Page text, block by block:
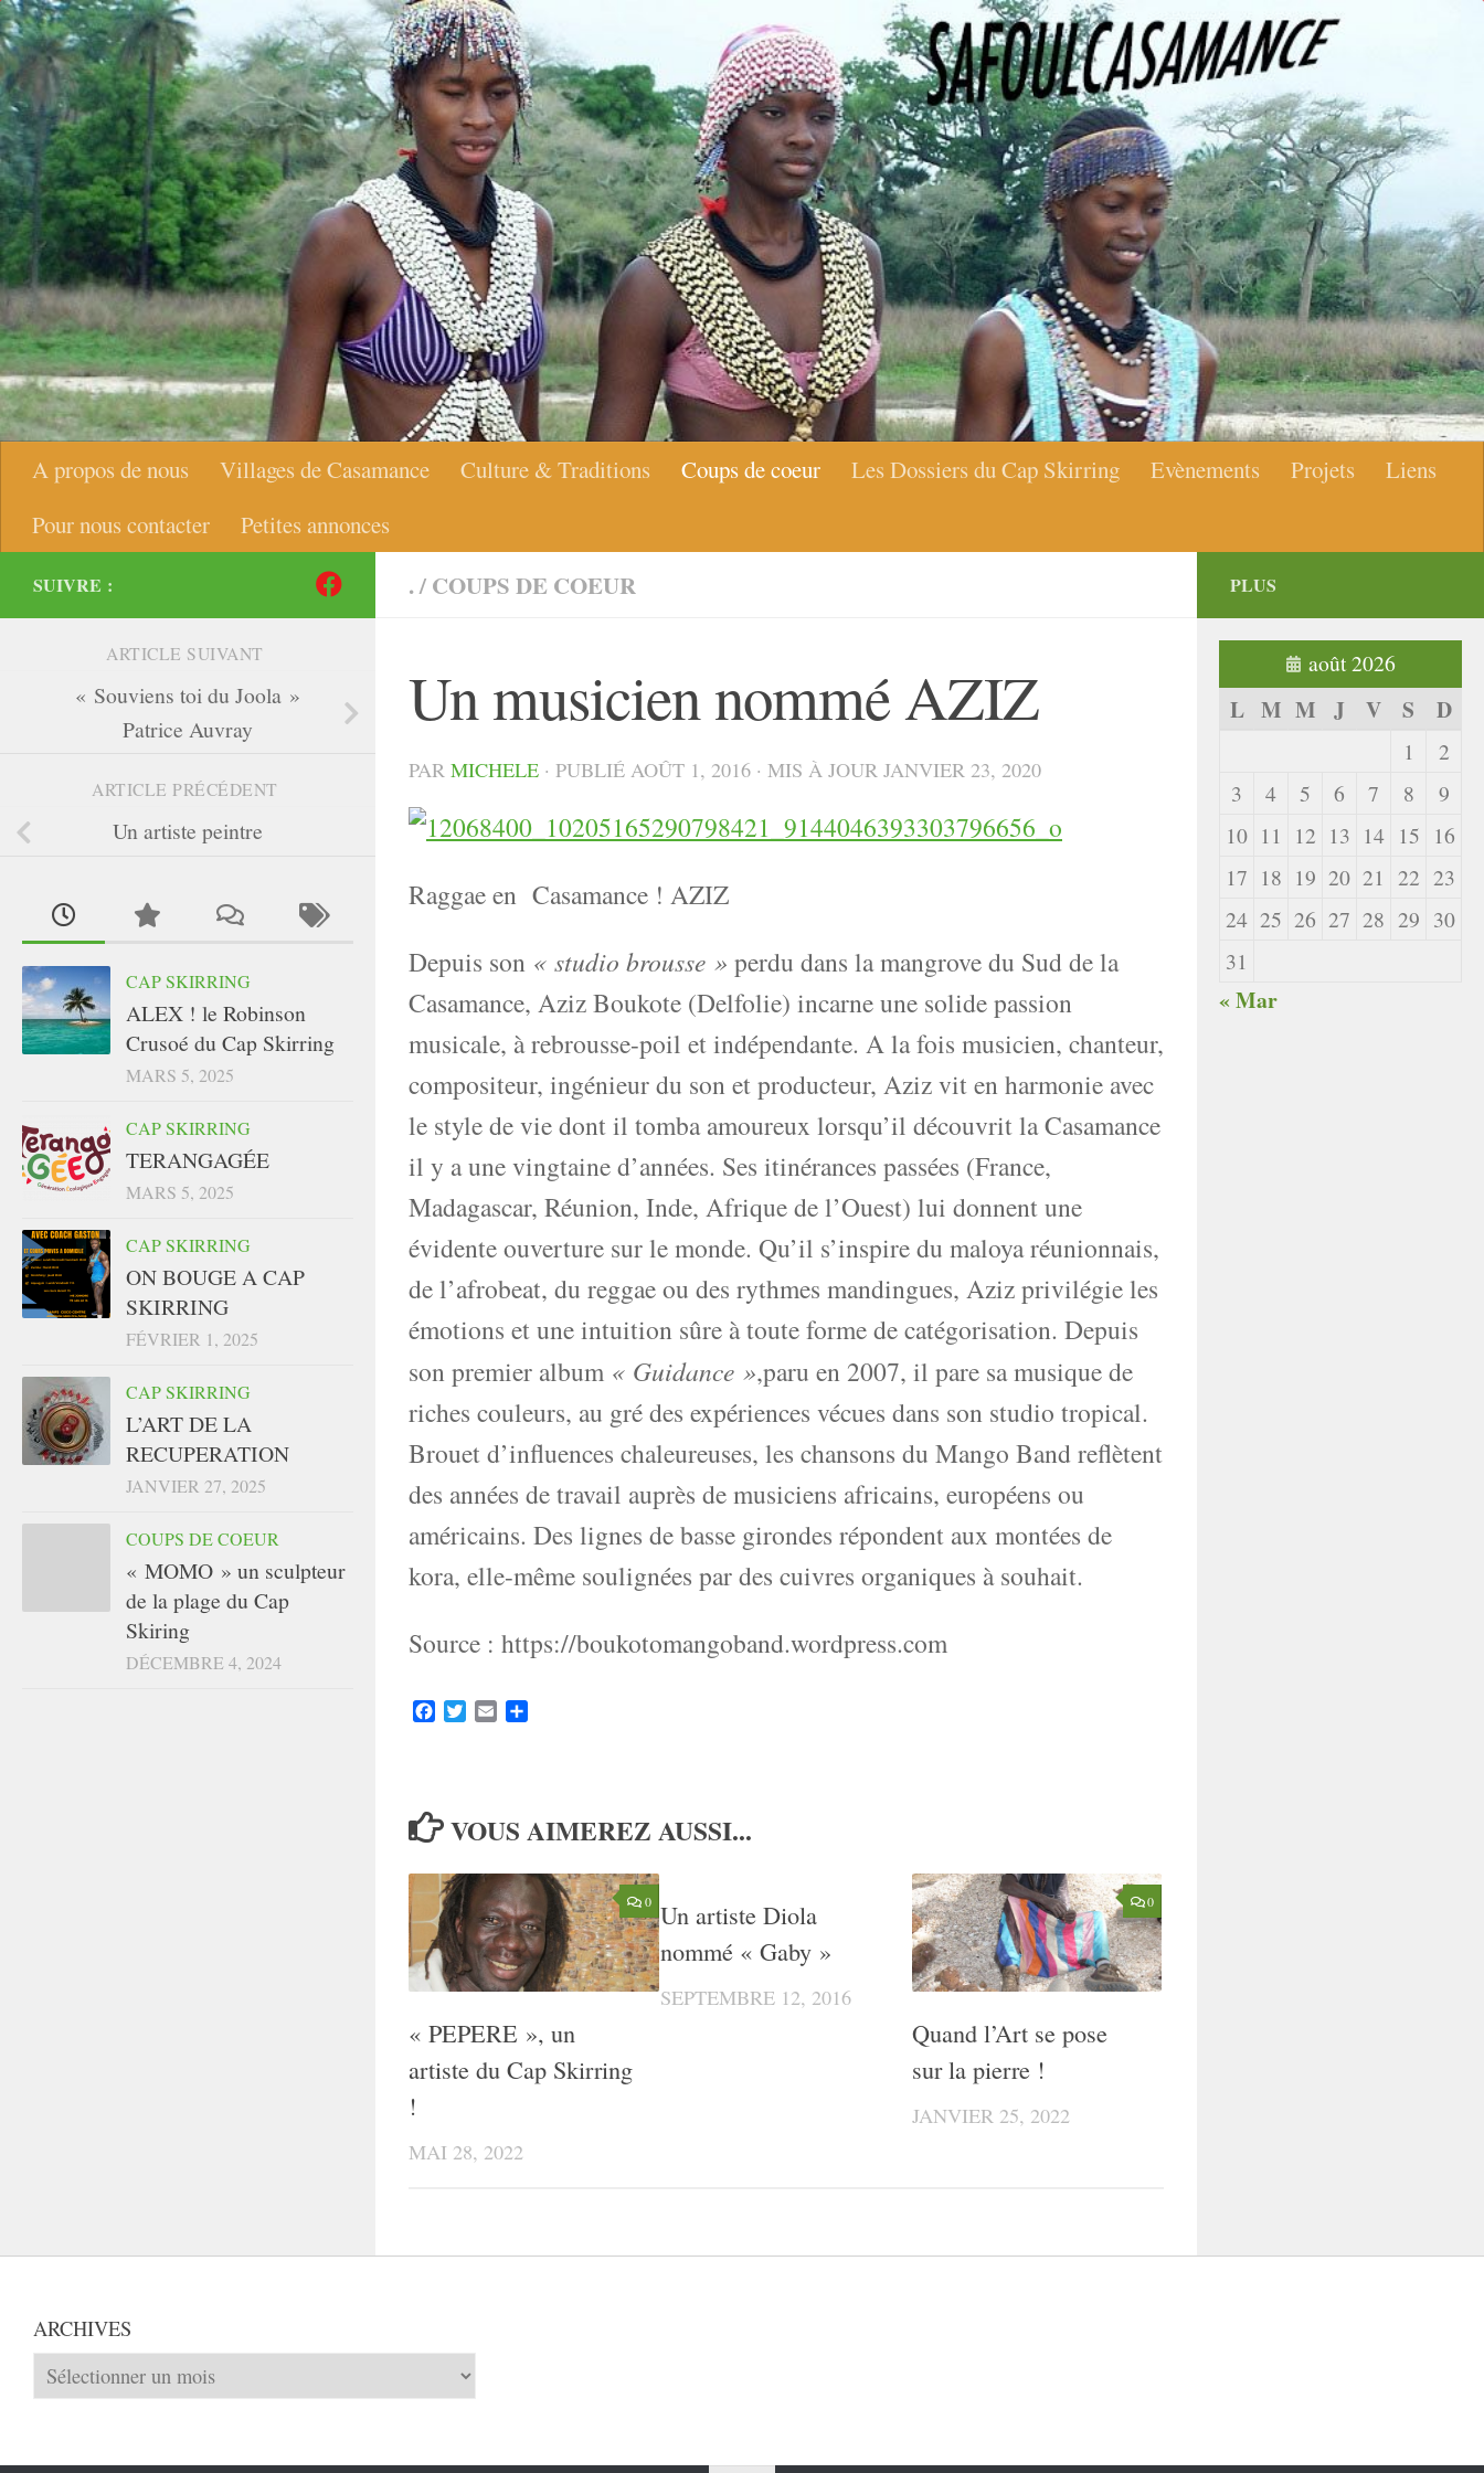
Skip to content
A propos de nous Villages de Casamance Culture & Traditions Coups de coeur Les Dossiers du Cap Skirring Evènements Projets
Liens
Pour nous contacter
Petites annonces
./ COUPS DE COEUR
Un musicien nommé AZIZ
PAR MICHELE · PUBLIÉ AOÛT 1, 2016 · MIS À JOUR JANVIER 23, 2020
Raggae en Casamance ! AZIZ
Depuis son « studio brousse » perdu dans la mangrove du Sud de la
Casamance, Aziz Boukote (Delfolie) incarne une solide passion
musicale, à rebrousse-poil et indépendante. A la fois musicien, chanteur,
compositeur, ingénieur du son et producteur, Aziz vit en harmonie avec
le style de vie dont il tomba amoureux lorsqu’il découvrit la Casamance
il y a une vingtaine d’années. Ses itinérances passées (France,
Madagascar, Réunion, Inde, Afrique de l’Ouest) lui donnent une
évidente ouverture sur le monde. Qu’il s’inspire du maloya réunionnais,
de l’afrobeat, du reggae ou des rythmes mandingues, Aziz privilégie les
émotions et une intuition sûre à toute forme de catégorisation. Depuis
son premier album « Guidance »,paru en 2007, il pare sa musique de
riches couleurs, au gré des expériences vécues dans son studio tropical.
Brouet d’influences chaleureuses, les chansons du Mango Band reflètent
des années de travail auprès de musiciens africains, européens ou
américains. Des lignes de basse girondes répondent aux montées de
kora, elle-même soulignées par des cuivres organiques à souhait.
Source : https://boukotomangoband.wordpress.com
FacebookTwitterEmail
VOUS AIMEREZ AUSSI...
0
« PEPERE », un
artiste du Cap Skirring
!
MAI 28, 2022
Un artiste Diola
nommé « Gaby »
SEPTEMBRE 12, 2016
0
Quand l’Art se pose
sur la pierre !
JANVIER 25, 2022
SUIVRE :
ARTICLE SUIVANT
« Souviens toi du Joola »
Patrice Auvray
ARTICLE PRÉCÉDENT
Un artiste peintre
CAP SKIRRING
ALEX ! le Robinson
Crusoé du Cap Skirring
MARS 5, 2025
CAP SKIRRING
TERANGAGÉE
MARS 5, 2025
CAP SKIRRING
ON BOUGE A CAP
SKIRRING
FÉVRIER 1, 2025
CAP SKIRRING
L’ART DE LA
RECUPERATION
JANVIER 27, 2025
COUPS DE COEUR
« MOMO » un sculpteur
de la plage du Cap
Skiring
DÉCEMBRE 4, 2024
PLUS
août 2026
L M M J V S D
1
2
3
4 5 6 7 8
9
10 11 12 13 14 15 16
17 18 19 20 21 22 23
24 25 26 27 28 29 30
31
« Mar
ARCHIVES
Archives